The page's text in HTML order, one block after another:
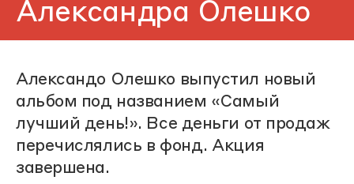
Александра Олешко
Александо Олешко выпустил новый
альбом под названием «Самый
лучший день!». Все деньги от продаж
перечислялись в фонд. Акция
завершена.